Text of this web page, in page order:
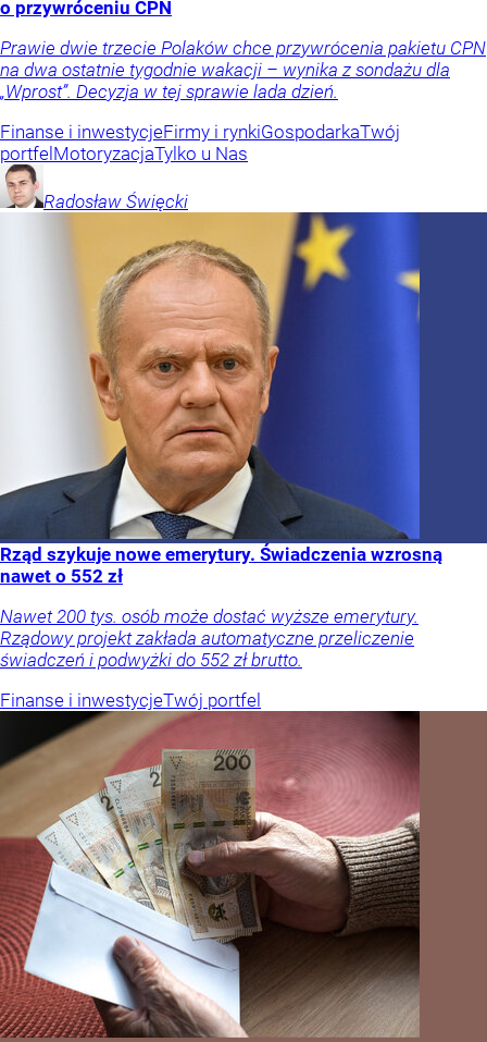
o przywróceniu CPN
Prawie dwie trzecie Polaków chce przywrócenia pakietu CPN
na dwa ostatnie tygodnie wakacji – wynika z sondażu dla
„Wprost”. Decyzja w tej sprawie lada dzień.
Finanse i inwestycjeFirmy i rynkiGospodarkaTwój
portfel MotoryzacjaTylko u Nas
Radosław Święcki
Rząd szykuje nowe emerytury. Świadczenia wzrosną
nawet o 552 zł
Nawet 200 tys. osób może dostać wyższe emerytury.
Rządowy projekt zakłada automatyczne przeliczenie
świadczeń i podwyżki do 552 zł brutto.
Finanse i inwestycjeTwój portfel